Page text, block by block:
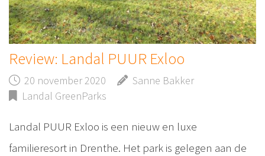
Review: Landal PUUR Exloo
20 november 2020
Sanne Bakker
Landal GreenParks
Landal PUUR Exloo is een nieuw en luxe
familieresort in Drenthe. Het park is gelegen aan de